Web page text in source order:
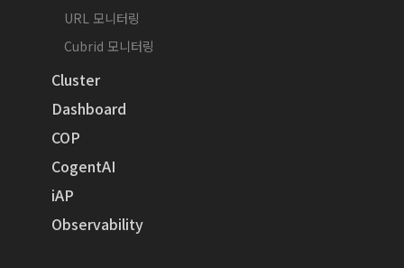
URL 모니터링
Cubrid 모니터링
Cluster
Dashboard
COP
CogentAI
iAP
Observability